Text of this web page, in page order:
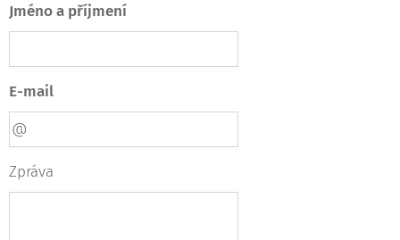
Jméno a příjmení
E-mail
Zpráva